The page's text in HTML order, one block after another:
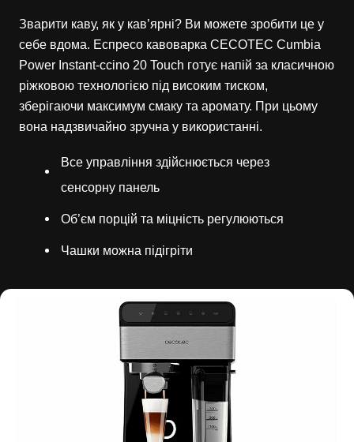
Зварити каву, як у кав’ярні? Ви можете зробити це у
себе вдома. Еспресо кавоварка CECOTEC Cumbia
Power Instant-ccino 20 Touch готує напій за класичною
ріжковою технологією під високим тиском,
зберігаючи максимум смаку та аромату. При цьому
вона надзвичайно зручна у використанні.
Все управління здійснюється через
сенсорну панель
Об’єм порцій та міцність регулюються
Чашки можна підігріти